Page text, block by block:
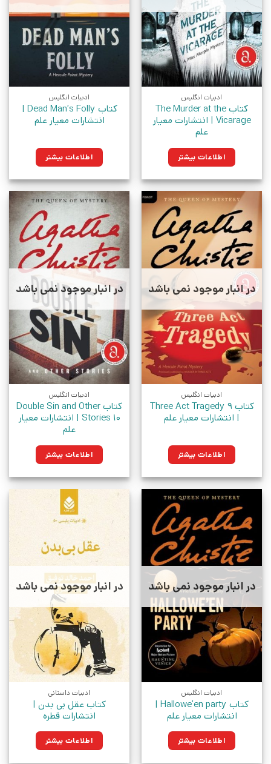
ادبیات انگلیس
کتاب The Murder at the
Vicarage | انتشارات معیار
علم
اطلاعات بیشتر
ادبیات انگلیس
کتاب Dead Man’s Folly |
انتشارات معیار علم
اطلاعات بیشتر
در انبار موجود نمی باشد
ادبیات انگلیس
کتاب Three Act Tragedy 9
| انتشارات معیار علم
اطلاعات بیشتر
در انبار موجود نمی باشد
ادبیات انگلیس
کتاب Double Sin and Other
Stories 10 | انتشارات معیار
علم
اطلاعات بیشتر
در انبار موجود نمی باشد
ادبیات انگلیس
کتاب Hallowe’en party |
انتشارات معیار علم
اطلاعات بیشتر
در انبار موجود نمی باشد
ادبیات داستانی
کتاب عقل بی بدن |
انتشارات قطره
اطلاعات بیشتر